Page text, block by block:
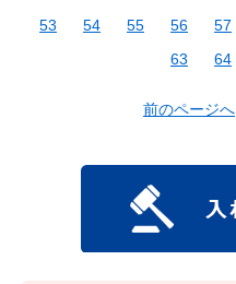
53
54 55 56 57
63
64
前のページへ